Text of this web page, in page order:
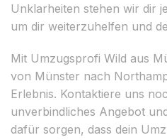
Unklarheiten stehen wir dir
um dir weiterzuhelfen und
Mit Umzugsprofi Wild aus
von Münster nach
Erlebnis. Kontaktiere uns
unverbindliches Angebot
dafür sorgen, dass dein